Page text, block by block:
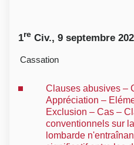
1re Civ., 9 septembre
Cassation
Clauses abusives –
Appréciation –
Exclusion – Cas –
conventionnels sur
lombarde